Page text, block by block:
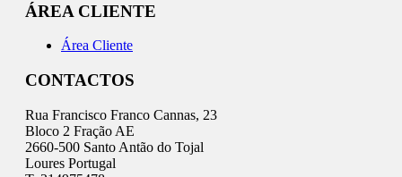
ÁREA CLIENTE
Área Cliente
CONTACTOS
Rua Francisco Franco Cannas, 23
Bloco 2 Fração AE
2660-500 Santo Antão do Tojal
Loures Portugal